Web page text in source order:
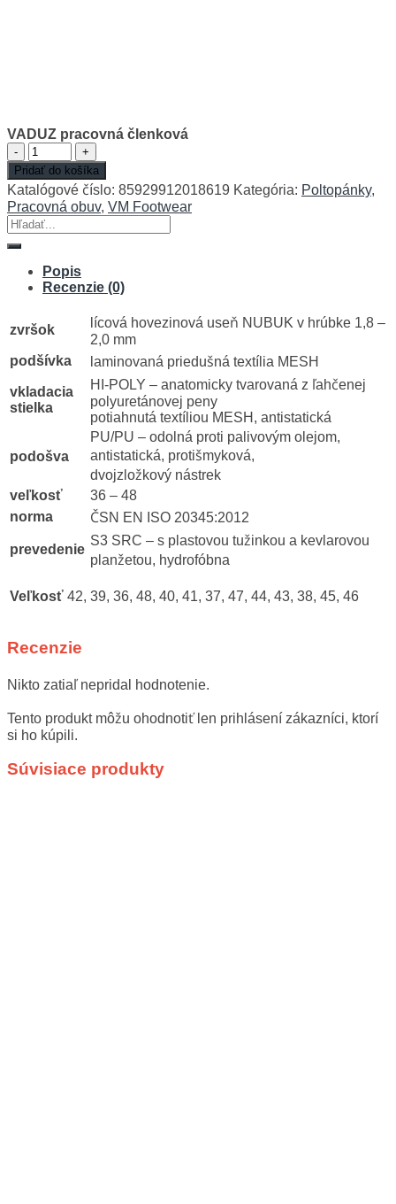
VADUZ pracovná členková
množstvo
VADUZ
pracovná
členková
Pridať do košíka
Katalógové číslo: 85929912018619 Kategória: Poltopánky,
Pracovná obuv, VM Footwear
Hľadať:
Popis
Recenzie (0)
zvršok
lícová hovezinová useň NUBUK v hrúbke 1,8 –
2,0 mm
podšívka
laminovaná priedušná textília MESH
vkladacia
stielka
HI-POLY – anatomicky tvarovaná z ľahčenej
polyuretánovej peny
potiahnutá textíliou MESH, antistatická
podošva
PU/PU – odolná proti palivovým olejom,
antistatická, protišmyková,
dvojzložkový nástrek
veľkosť
36 – 48
norma
ČSN EN ISO 20345:2012
prevedenie
S3 SRC – s plastovou tužinkou a kevlarovou
planžetou, hydrofóbna
Veľkosť 42, 39, 36, 48, 40, 41, 37, 47, 44, 43, 38, 45, 46
Recenzie
Nikto zatiaľ nepridal hodnotenie.
Tento produkt môžu ohodnotiť len prihlásení zákazníci, ktorí
si ho kúpili.
Súvisiace produkty